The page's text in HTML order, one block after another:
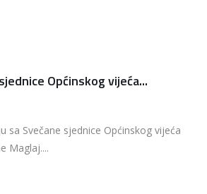
Općinskog vijeća...
sa Svečane sjednice Općinskog vijeća
Maglaj....